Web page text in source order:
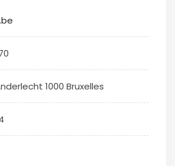
1000 Bruxelles